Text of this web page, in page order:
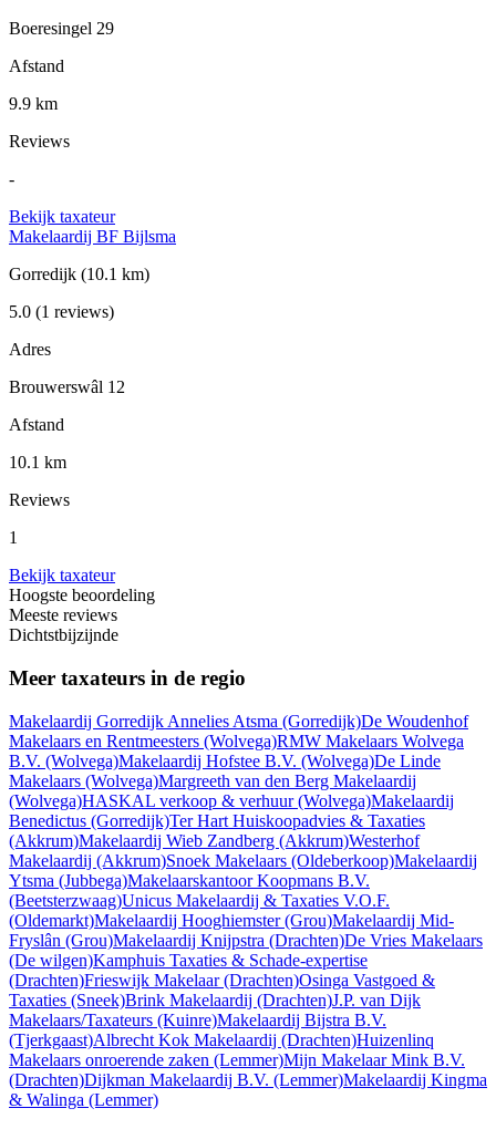
Boeresingel 29
Afstand
9.9 km
Reviews
-
Bekijk taxateur
Makelaardij BF Bijlsma
Gorredijk (10.1 km)
5.0 (1 reviews)
Adres
Brouwerswâl 12
Afstand
10.1 km
Reviews
1
Bekijk taxateur
Hoogste beoordeling
Meeste reviews
Dichtstbijzijnde
Meer taxateurs in de regio
Makelaardij Gorredijk Annelies Atsma (Gorredijk)De Woudenhof
Makelaars en Rentmeesters (Wolvega)RMW Makelaars Wolvega
B.V. (Wolvega)Makelaardij Hofstee B.V. (Wolvega)De Linde
Makelaars (Wolvega)Margreeth van den Berg Makelaardij
(Wolvega)HASKAL verkoop & verhuur(Wolvega)Makelaardij
Benedictus (Gorredijk)Ter Hart Huiskoopadvies & Taxaties
(Akkrum)Makelaardij Wieb Zandberg (Akkrum)Westerhof
Makelaardij (Akkrum)Snoek Makelaars (Oldeberkoop)Makelaardij
Ytsma (Jubbega)Makelaarskantoor Koopmans B.V.
(Beetsterzwaag)Unicus Makelaardij & Taxaties V.O.F.
(Oldemarkt)Makelaardij Hooghiemster(Grou)Makelaardij Mid-
Fryslân (Grou)Makelaardij Knijpstra (Drachten)De Vries Makelaars
(De wilgen)Kamphuis Taxaties & Schade-expertise
(Drachten)Frieswijk Makelaar(Drachten)Osinga Vastgoed &
Taxaties (Sneek)Brink Makelaardij (Drachten)J.P. van Dijk
Makelaars/Taxateurs (Kuinre)Makelaardij Bijstra B.V.
(Tjerkgaast)Albrecht Kok Makelaardij (Drachten)Huizenlinq
Makelaars onroerende zaken (Lemmer)Mijn Makelaar Mink B.V.
(Drachten)Dijkman Makelaardij B.V. (Lemmer)Makelaardij Kingma
& Walinga (Lemmer)